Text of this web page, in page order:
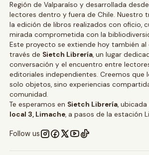
Región de Valparaíso y desarrollada
lectores dentro y fuera de Chile. Nuestro
la edición de libros realizados con oficio,
mirada comprometida con la
Este proyecto se extiende hoy también al
través de Sietch Librería, un lugar
conversación y el encuentro entre
editoriales independientes. Creemos que
solo objetos, sino experiencias
comunidad.
Te esperamos en Sietch Librería, ubicada
local 3, Limache, a pasos de la estación
Follow us